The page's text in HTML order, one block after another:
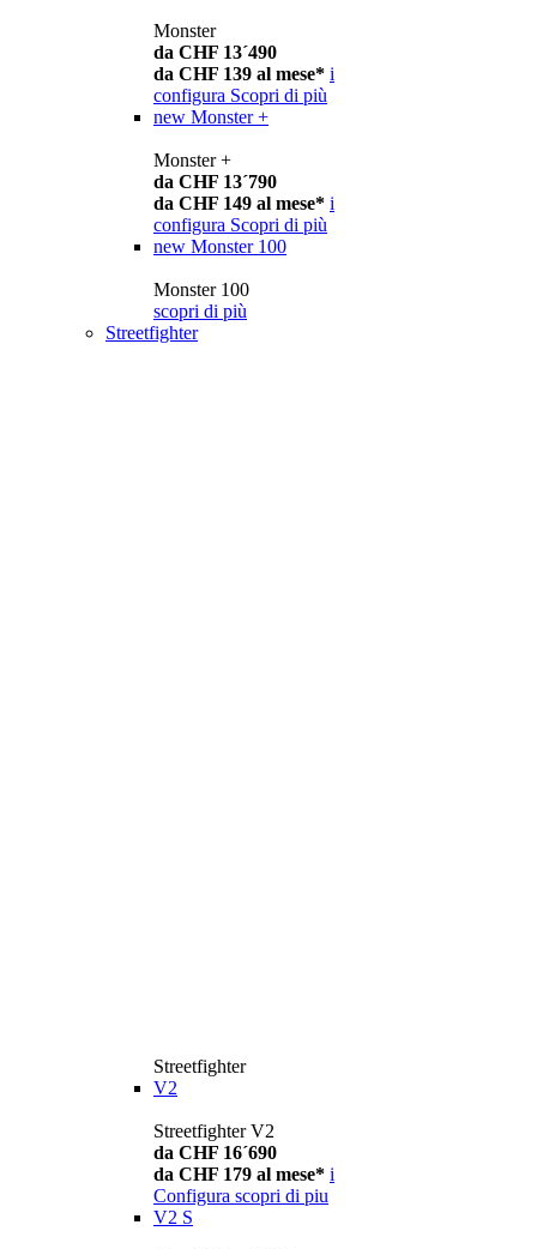
Monster
da CHF 13´490
da CHF 139 al mese* i
configura Scopri di più
new Monster +
Monster +
da CHF 13´790
da CHF 149 al mese* i
configura Scopri di più
new Monster 100
Monster 100
scopri di più
Streetfighter
Streetfighter
V2
Streetfighter V2
da CHF 16´690
da CHF 179 al mese* i
Configura scopri di piu
V2 S